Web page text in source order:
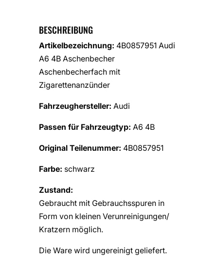
BESCHREIBUNG
Artikelbezeichnung: 4B0857951 Audi
A6 4B Aschenbecher
Aschenbecherfach mit
Zigarettenanzünder
Fahrzeughersteller: Audi
Passen für Fahrzeugtyp: A6 4B
Original Teilenummer: 4B0857951
Farbe: schwarz
Zustand:
Gebraucht mit Gebrauchsspuren in
Form von kleinen Verunreinigungen/
Kratzern möglich.
Die Ware wird ungereinigt geliefert.